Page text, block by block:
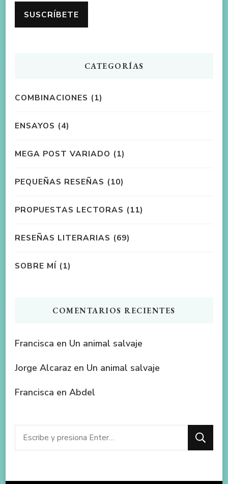
CATEGORÍAS
COMBINACIONES (1)
ENSAYOS (4)
MEGA POST VARIADO (1)
PEQUEÑAS RESEÑAS (10)
PROPUESTAS LECTORAS (11)
RESEÑAS LITERARIAS (69)
SOBRE MÍ (1)
COMENTARIOS RECIENTES
Francisca en Un animal salvaje
Jorge Alcaraz en Un animal salvaje
Francisca en Abdel
¿Buscas
algo?